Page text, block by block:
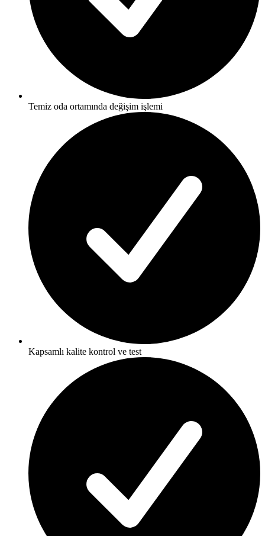
Temiz oda ortamında değişim işlemi
Kapsamlı kalite kontrol ve test